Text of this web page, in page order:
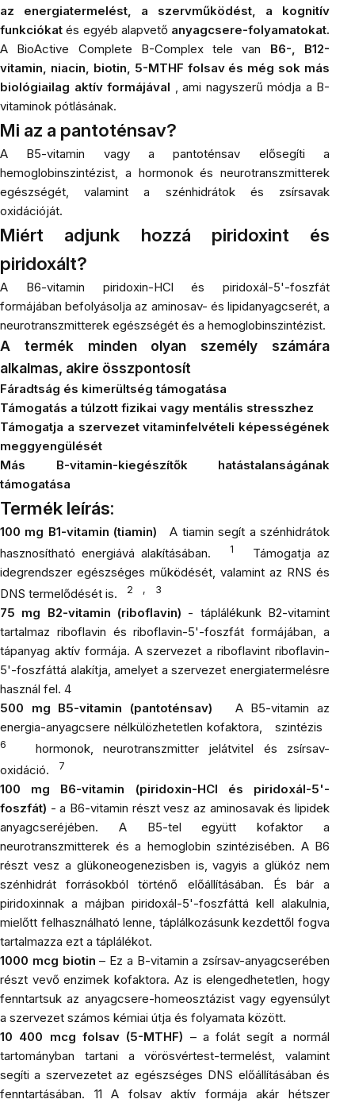
az energiatermelést, a szervműködést, a kognitív
funkciókat és egyéb alapvető anyagcsere-folyamatokat.
A BioActive Complete B-Complex tele van B6-, B12-
vitamin, niacin, biotin, 5-MTHF folsav és még sok más
biológiailag aktív formájával , ami nagyszerű módja a B-
vitaminok pótlásának.
Mi az a pantoténsav?
A B5-vitamin vagy a pantoténsav elősegíti a
hemoglobinszintézist, a hormonok és neurotranszmitterek
egészségét, valamint a szénhidrátok és zsírsavak
oxidációját.
Miért adjunk hozzá piridoxint és
piridoxált?
A B6-vitamin piridoxin-HCl és piridoxál-5'-foszfát
formájában befolyásolja az aminosav- és lipidanyagcserét, a
neurotranszmitterek egészségét és a hemoglobinszintézist.
A termék minden olyan személy számára
alkalmas, akire összpontosít
Fáradtság és kimerültség támogatása
Támogatás a túlzott fizikai vagy mentális stresszhez
Támogatja a szervezet vitaminfelvételi képességének
meggyengülését
Más B-vitamin-kiegészítők hatástalanságának
támogatása
Termék leírás:
100 mg B1-vitamin (tiamin)
A tiamin segít a szénhidrátok
hasznosítható energiává alakításában.
1
Támogatja az
idegrendszer egészséges működését, valamint az RNS és
DNS termelődését is.
2 , 3
75 mg B2-vitamin (riboflavin) - táplálékunk B2-vitamint
tartalmaz riboflavin és riboflavin-5'-foszfát formájában, a
tápanyag aktív formája. A szervezet a riboflavint riboflavin-
5'-foszfáttá alakítja, amelyet a szervezet energiatermelésre
használ fel. 4
500 mg B5-vitamin (pantoténsav)
A B5-vitamin az
energia-anyagcsere nélkülözhetetlen kofaktora,
szintézis
6
hormonok, neurotranszmitter jelátvitel és zsírsav-
oxidáció.
7
100 mg B6-vitamin (piridoxin-HCl és piridoxál-5'-
foszfát) - a B6-vitamin részt vesz az aminosavak és lipidek
anyagcseréjében. A B5-tel együtt kofaktor a
neurotranszmitterek és a hemoglobin szintézisében. A B6
részt vesz a glükoneogenezisben is, vagyis a glükóz nem
szénhidrát forrásokból történő előállításában. És bár a
piridoxinnak a májban piridoxál-5'-foszfáttá kell alakulnia,
mielőtt felhasználható lenne, táplálkozásunk kezdettől fogva
tartalmazza ezt a táplálékot.
1000 mcg biotin – Ez a B-vitamin a zsírsav-anyagcserében
részt vevő enzimek kofaktora. Az is elengedhetetlen, hogy
fenntartsuk az anyagcsere-homeosztázist vagy egyensúlyt
a szervezet számos kémiai útja és folyamata között.
10 400 mcg folsav (5-MTHF) – a folát segít a normál
tartományban tartani a vörösvértest-termelést, valamint
segíti a szervezetet az egészséges DNS előállításában és
fenntartásában. 11 A folsav aktív formája akár hétszer